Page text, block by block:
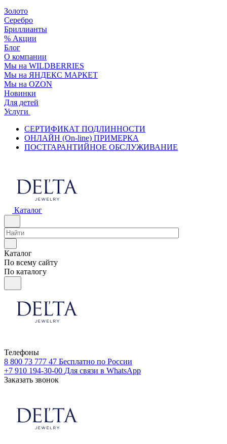
Золото
Серебро
Бриллианты
% Акции
Блог
О компании
Мы на WILDBERRIES
Мы на ЯНДЕКС МАРКЕТ
Мы на OZON
Новинки
Для детей
Услуги
СЕРТИФИКАТ ПОДЛИННОСТИ
ОНЛАЙН (On-line) ПРИМЕРКА
ПОСТГАРАНТИЙНОЕ ОБСЛУЖИВАНИЕ
Каталог
Каталог
По всему сайту
По каталогу
Телефоны
8 800 73 777 47 Бесплатно по России
+7 910 194-30-00 Для связи в WhatsApp
Заказать звонок